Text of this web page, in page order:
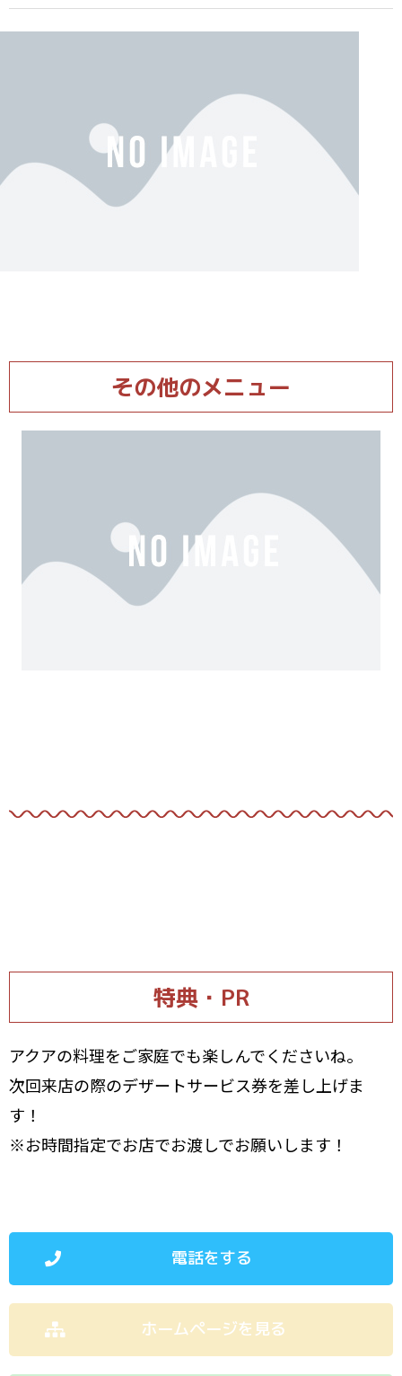
その他のメニュー
特典・PR
アクアの料理をご家庭でも楽しんでくださいね。
次回来店の際のデザートサービス券を差し上げま
す！
※お時間指定でお店でお渡しでお願いします！
電話をする
ホームページを見る